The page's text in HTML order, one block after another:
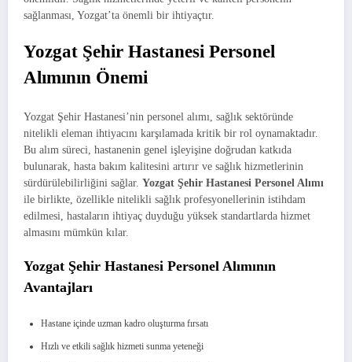
sağlanması, Yozgat’ta önemli bir ihtiyaçtır.
Yozgat Şehir Hastanesi Personel
Alımının Önemi
Yozgat Şehir Hastanesi’nin personel alımı, sağlık sektöründe
nitelikli eleman ihtiyacını karşılamada kritik bir rol oynamaktadır.
Bu alım süreci, hastanenin genel işleyişine doğrudan katkıda
bulunarak, hasta bakım kalitesini artırır ve sağlık hizmetlerinin
sürdürülebilirliğini sağlar. Yozgat Şehir Hastanesi Personel Alımı
ile birlikte, özellikle nitelikli sağlık profesyonellerinin istihdam
edilmesi, hastaların ihtiyaç duyduğu yüksek standartlarda hizmet
almasını mümkün kılar.
Yozgat Şehir Hastanesi Personel Alımının
Avantajları
Hastane içinde uzman kadro oluşturma fırsatı
Hızlı ve etkili sağlık hizmeti sunma yeteneği